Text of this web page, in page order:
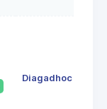
Diagadhoc